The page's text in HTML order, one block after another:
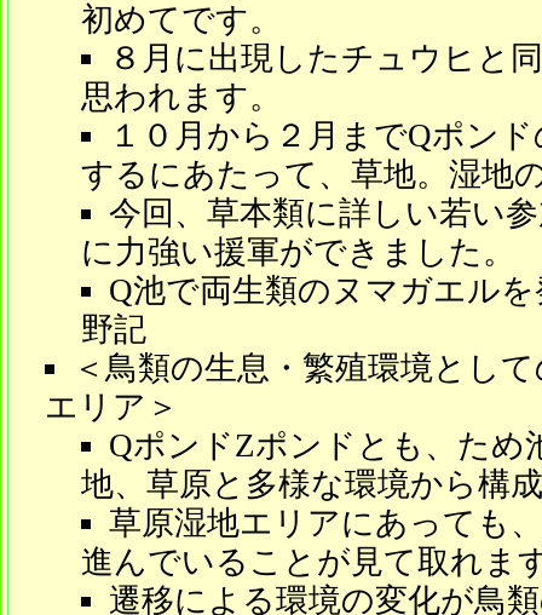
初めてです。
８月に出現したチュウヒと
思われます。
１０月から２月までQポン
するにあたって、草地。湿地
今回、草本類に詳しい若い
に力強い援軍ができました。
Q池で両生類のヌマガエル
野記
＜鳥類の生息・繁殖環境とし
エリア＞
QポンドZポンドとも、ため
地、草原と多様な環境から構
草原湿地エリアにあっても
進んでいることが見て取れま
遷移による環境の変化が鳥